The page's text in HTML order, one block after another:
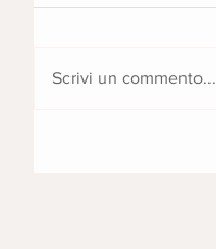
Scrivi un commento...